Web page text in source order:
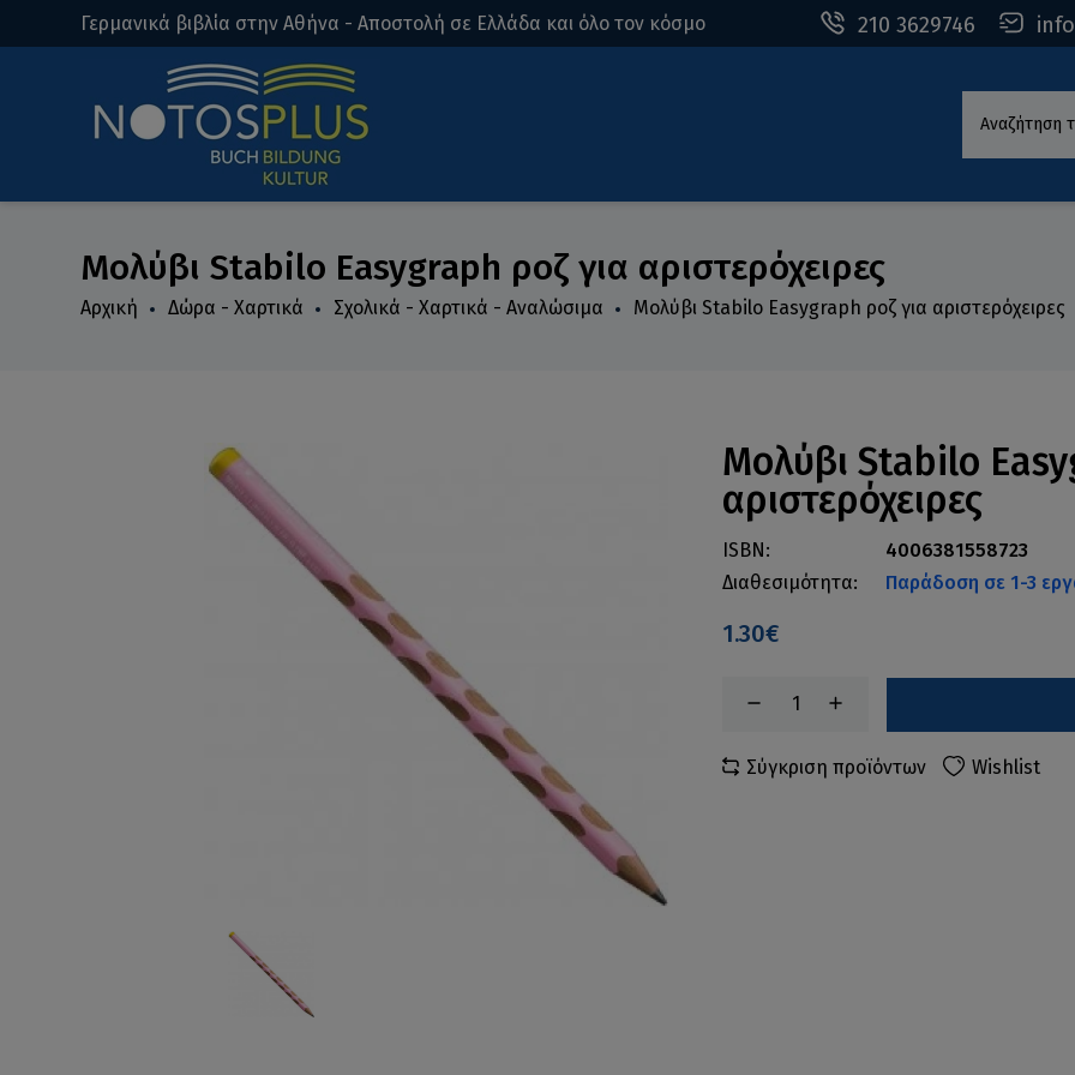
210 3629746
Γερμανικά βιβλία στην Αθήνα - Αποστολή σε Ελλάδα και όλο τον κόσμο
Αναζήτηση
Μολύβι Stabilo Easygraph ροζ για αριστερόχειρες
Αρχική Δώρα - Χαρτικά Σχολικά - Χαρτικά - Αναλώσιμα Μολύβι Stabilo Easygraph ροζ για αριστερόχειρες
Μολύβι Stabilo
αριστερόχειρες
ISBN:
4006381558723
Διαθεσιμότητα:
Παράδοση σε 1-3
1.30€
Σύγκριση προϊόντων Wishlist